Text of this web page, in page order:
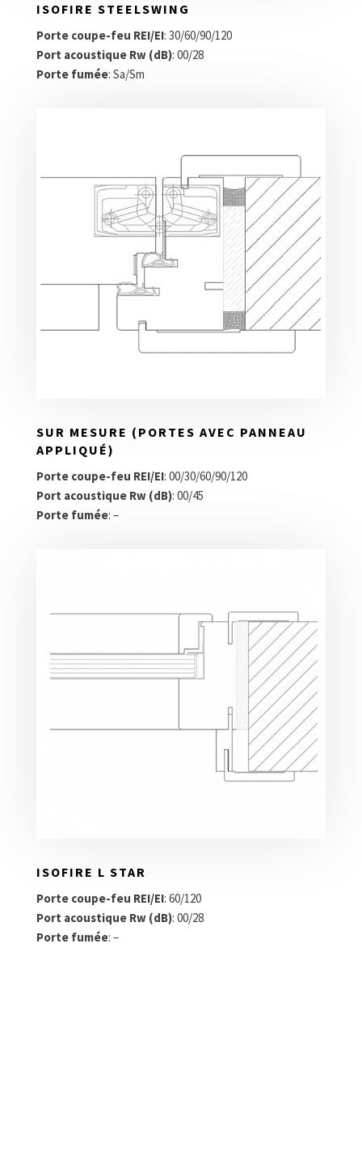
ISOFIRE STEELSWING
Porte coupe-feu REI/EI: 30/60/90/120
Port acoustique Rw (dB): 00/28
Porte fumée: Sa/Sm
SUR MESURE (PORTES AVEC PANNEAU
APPLIQUÉ)
Porte coupe-feu REI/EI: 00/30/60/90/120
Port acoustique Rw (dB): 00/45
Porte fumée: –
ISOFIRE L STAR
Porte coupe-feu REI/EI: 60/120
Port acoustique Rw (dB): 00/28
Porte fumée: –